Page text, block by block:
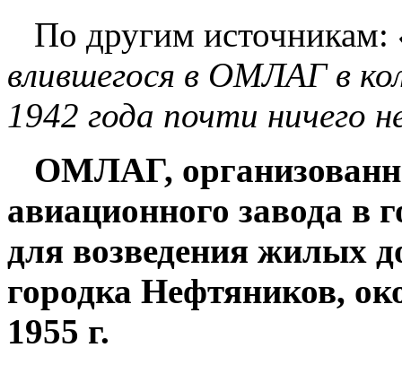
По другим источникам:
влившегося в ОМЛАГ в
1942 года почти ничего
ОМЛАГ,
авиационного завода в
для возведения жилых
городка Нефтяников,
1955 г.